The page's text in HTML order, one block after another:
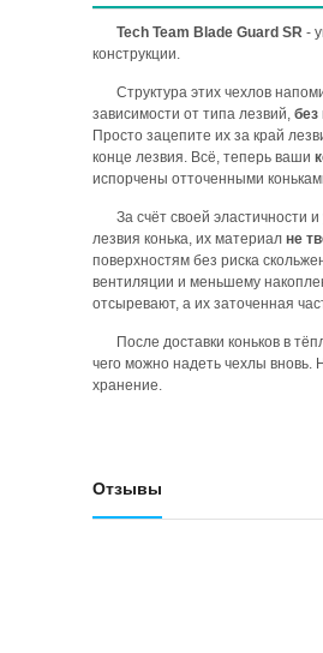
Tech Team Blade Guard SR -
конструкции.
Структура этих чехлов
зависимости от типа лезвий, без
Просто зацепите их за край
конце лезвия. Всё, теперь ваши
испорчены отточенными
За счёт своей эластичности
лезвия конька, их материал не
поверхностям без риска
вентиляции и меньшему
отсыревают, а их заточенная
После доставки коньков в
чего можно надеть чехлы вновь.
хранение.
Отзывы